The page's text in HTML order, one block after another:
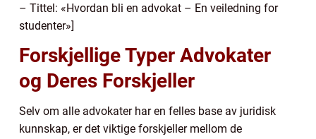
– Tittel: «Hvordan bli en advokat – En veiledning for
studenter»]
Forskjellige Typer Advokater
og Deres Forskjeller
Selv om alle advokater har en felles base av juridisk
kunnskap, er det viktige forskjeller mellom de